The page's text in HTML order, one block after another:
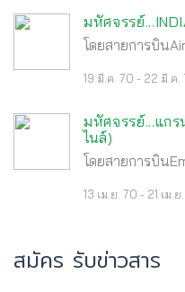
มหัศจรรย์
โดยสายการบิน
19 มี.ค. 70 - 22 มี.ค.
มหัศจรรย์...แก
ไนล์)
โดยสายการบิน
13 เม.ย. 70 - 21 เม.ย
สมัคร รับข่าวสาร